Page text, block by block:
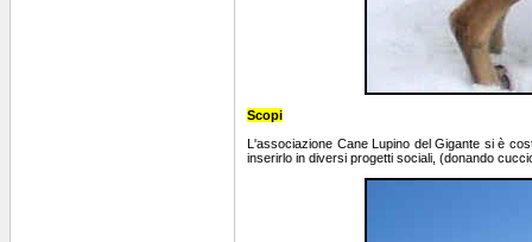
Scopi
L'associazione Cane Lupino del Gigante si è
inserirlo in diversi progetti sociali, (donando